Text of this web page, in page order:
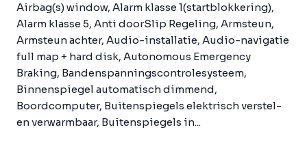
Airbag(s) window, Alarm klasse 1(startblokkering),
Alarm klasse 5, Anti doorSlip Regeling, Armsteun,
Armsteun achter, Audio-installatie, Audio-navigatie
full map + hard disk, Autonomous Emergency
Braking, Bandenspanningscontrolesysteem,
Binnenspiegel automatisch dimmend,
Boordcomputer, Buitenspiegels elektrisch verstel-
en verwarmbaar, Buitenspiegels in...